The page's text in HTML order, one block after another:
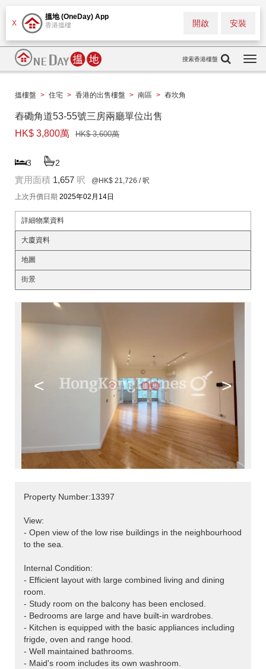
X
搵地 (OneDay) App
香港搵樓 安裝
開啟
搜索香港樓盤
搵樓盤 > 住宅 > 香港的出售樓盤 > 南區 > 舂坎角
舂磡角道53-55號三房兩廳單位出售
HK$ 3,800萬
HK$ 3,600萬
3 2
實用面積 1,657 呎 @HK$ 21,726 / 呎
上次升價日期 2025年02月14日
詳細物業資料
大廈資料
地圖
街景
< >
Property Number:13397
View:
- Open view of the low rise buildings in the neighbourhood
to the sea.
Internal Condition:
- Efficient layout with large combined living and dining
room.
- Study room on the balcony has been enclosed.
- Bedrooms are large and have built-in wardrobes.
- Kitchen is equipped with the basic appliances including
frigde, oven and range hood.
- Well maintained bathrooms.
- Maid's room includes its own washroom.